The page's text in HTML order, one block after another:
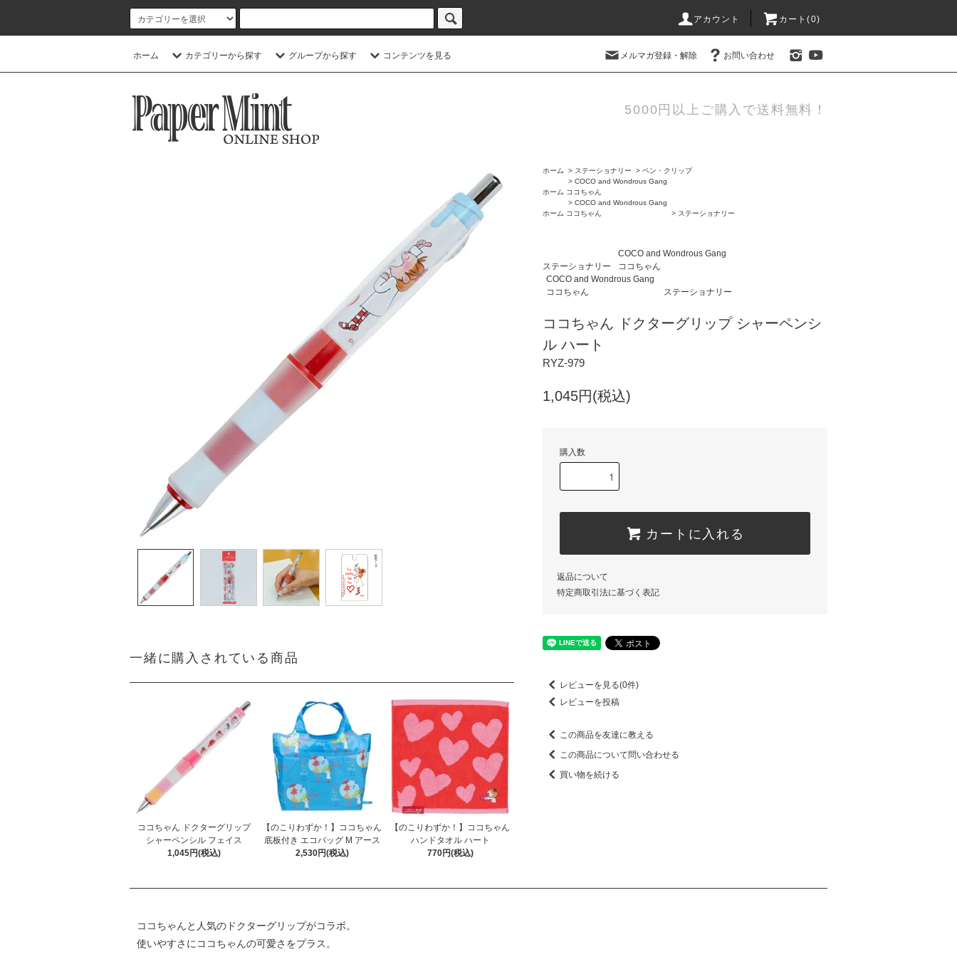
アカウント カート(0)
ホーム カテゴリーから探す グループから探す コンテンツを見る メルマガ登録・解除 お問い合わせ
5000円以上ご購入で送料無料！
一緒に購入されている商品
ココちゃん ドクターグリップ
シャーペンシル フェイス
1,045円(税込)
【のこりわずか！】ココちゃん
底板付き エコバッグ M アース
2,530円(税込)
【のこりわずか！】ココちゃん
ハンドタオル ハート
770円(税込)
ホーム > ステーショナリー > ペン・クリップ
ホーム
> COCO and Wondrous Gang
ココちゃん
ホーム
> COCO and Wondrous Gang
ココちゃん
> ステーショナリー
ステーショナリー
COCO and Wondrous Gang
ココちゃん
COCO and Wondrous Gang
ココちゃん
ステーショナリー
ココちゃん ドクターグリップ シャーペンシ
ル ハート
RYZ-979
1,045円(税込)
購入数
カートに入れる
返品について
特定商取引法に基づく表記
レビューを見る(0件)
レビューを投稿
この商品を友達に教える
この商品について問い合わせる
買い物を続ける
ココちゃんと人気のドクターグリップがコラボ。
使いやすさにココちゃんの可愛さをプラス。